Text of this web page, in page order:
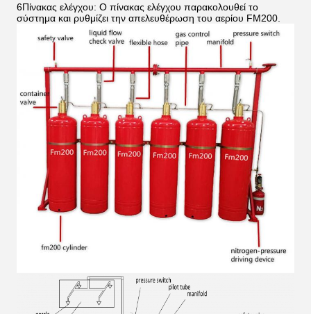
6Πίνακας ελέγχου: Ο πίνακας ελέγχου παρακολουθεί το
σύστημα και ρυθμίζει την απελευθέρωση του αερίου FM200.